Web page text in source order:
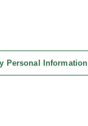
Personal Information